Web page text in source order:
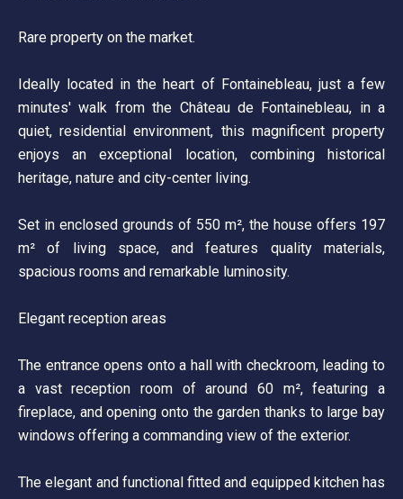
Rare property on the market.
Ideally located in the heart of Fontainebleau, just a few
minutes' walk from the Château de Fontainebleau, in a
quiet, residential environment, this magnificent property
enjoys an exceptional location, combining historical
heritage, nature and city-center living.
Set in enclosed grounds of 550 m², the house offers 197
m² of living space, and features quality materials,
spacious rooms and remarkable luminosity.
Elegant reception areas
The entrance opens onto a hall with checkroom, leading to
a vast reception room of around 60 m², featuring a
fireplace, and opening onto the garden thanks to large bay
windows offering a commanding view of the exterior.
The elegant and functional fitted and equipped kitchen has